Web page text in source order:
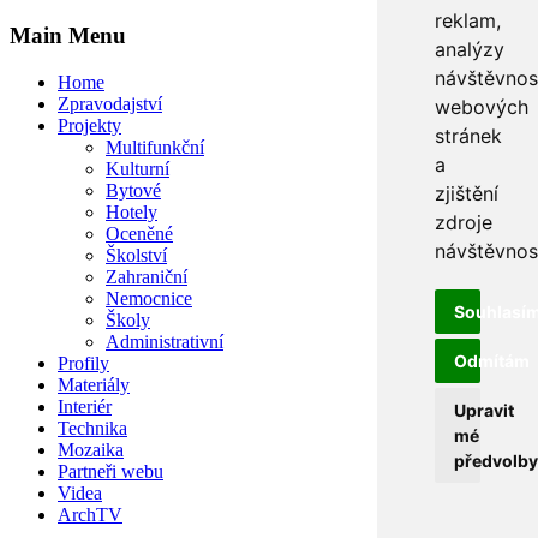
reklam,
analýzy
webových
stránek
a
zjištění
zdroje
Odmítám
Upravit
mé
předvolby
Main Menu
Home
Zpravodajství
Projekty
Multifunkční
Kulturní
Bytové
Hotely
Oceněné
Školství
Zahraniční
Nemocnice
Školy
Administrativní
Profily
Materiály
Interiér
Technika
Mozaika
Partneři webu
Videa
ArchTV